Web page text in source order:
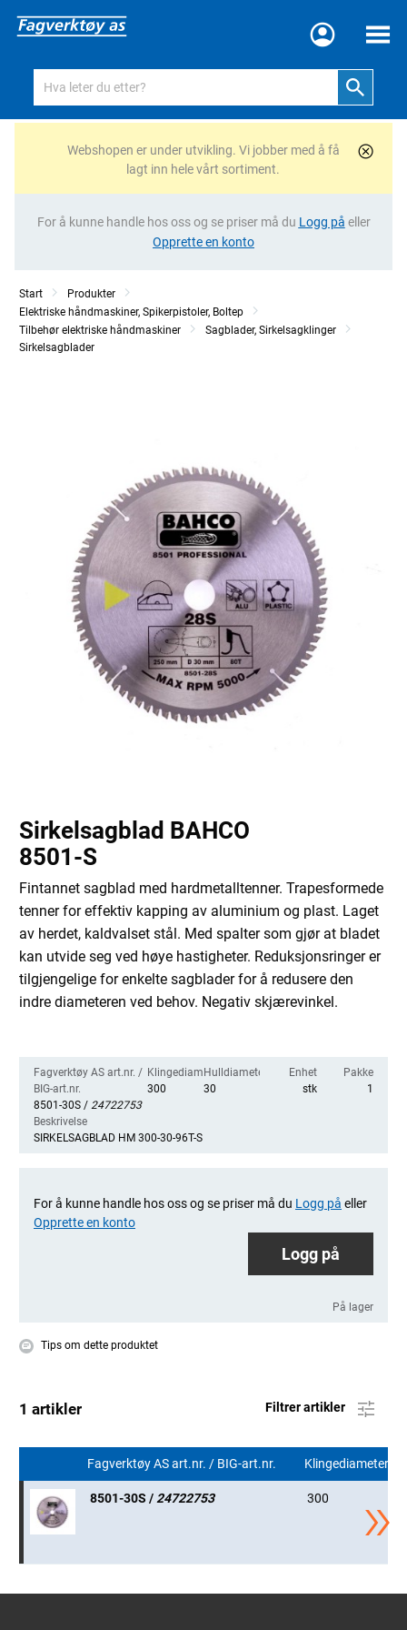
Meny
Webshopen er under utvikling. Vi jobber med å få
lagt inn hele vårt sortiment.
For å kunne handle hos oss og se priser må du Logg på eller
Opprette en konto
Start
Produkter
Elektriske håndmaskiner, Spikerpistoler, Boltep
Tilbehør elektriske håndmaskiner
Sagblader, Sirkelsagklinger
Sirkelsagblader
Sirkelsagblad BAHCO
8501-S
Fintannet sagblad med hardmetalltenner. Trapesformede
tenner for effektiv kapping av aluminium og plast. Laget
av herdet, kaldvalset stål. Med spalter som gjør at bladet
kan utvide seg ved høye hastigheter. Reduksjonsringer er
tilgjengelige for enkelte sagblader for å redusere den
indre diameteren ved behov. Negativ skjærevinkel.
Fagverktøy AS art.nr. /
BIG-art.nr.
8501-30S / 24722753
Klingediameter
300
Hulldiameter
30
Enhet
stk
Pakke
1
Beskrivelse
SIRKELSAGBLAD HM 300-30-96T-S
For å kunne handle hos oss og se priser må du Logg på eller
Opprette en konto
Logg på
På lager
Tips om dette produktet
1 artikler Filtrer artikler
Fagverktøy AS art.nr. / BIG-art.nr. Klingediameter
8501-30S / 24722753 300